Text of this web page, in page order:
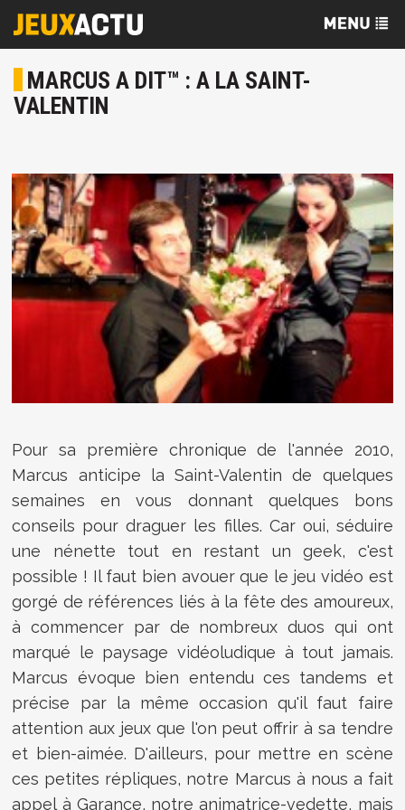
MARCUS A DIT™ : A LA SAINT-
VALENTIN
Pour sa première chronique de l'année 2010,
Marcus anticipe la Saint-Valentin de quelques
semaines en vous donnant quelques bons
conseils pour draguer les filles. Car oui, séduire
une nénette tout en restant un geek, c'est
possible ! Il faut bien avouer que le jeu vidéo est
gorgé de références liés à la fête des amoureux,
à commencer par de nombreux duos qui ont
marqué le paysage vidéoludique à tout jamais.
Marcus évoque bien entendu ces tandems et
précise par la même occasion qu'il faut faire
attention aux jeux que l'on peut offrir à sa tendre
et bien-aimée. D'ailleurs, pour mettre en scène
ces petites répliques, notre Marcus à nous a fait
appel à Garance, notre animatrice-vedette, mais